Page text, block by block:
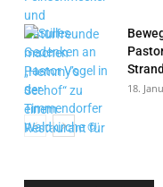
Strand
18.